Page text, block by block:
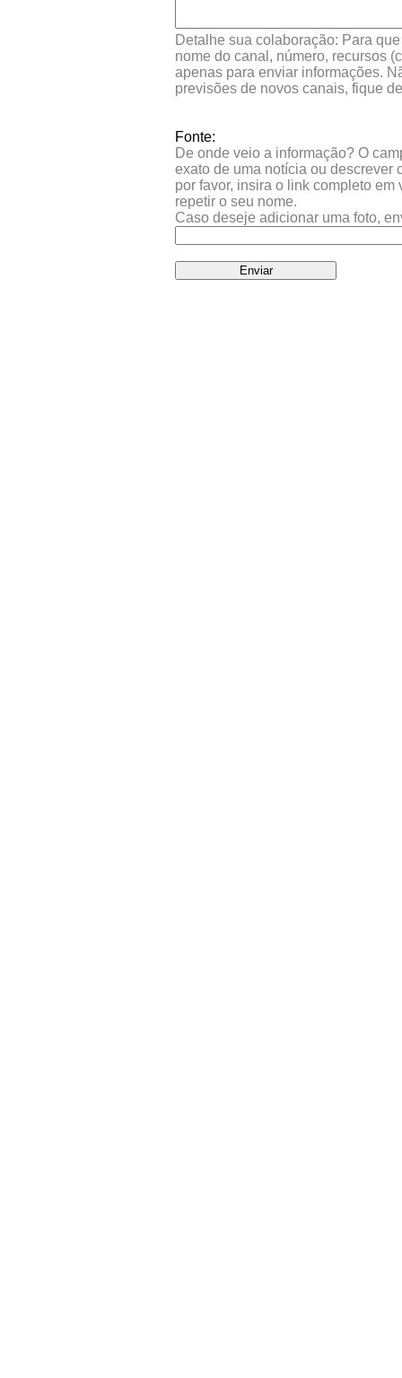
Detalhe sua colaboração: Para
nome do canal, número, recursos
apenas para enviar informações.
previsões de novos canais, fique
Fonte:
De onde veio a informação? O
exato de uma notícia ou descrever
por favor, insira o link completo
repetir o seu nome.
Caso deseje adicionar uma foto,